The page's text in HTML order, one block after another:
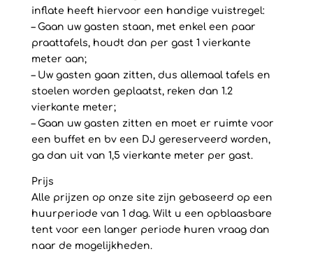
inflate heeft hiervoor een handige vuistregel:
– Gaan uw gasten staan, met enkel een paar
praattafels, houdt dan per gast 1 vierkante
meter aan;
– Uw gasten gaan zitten, dus allemaal tafels en
stoelen worden geplaatst, reken dan 1.2
vierkante meter;
– Gaan uw gasten zitten en moet er ruimte voor
een buffet en bv een DJ gereserveerd worden,
ga dan uit van 1,5 vierkante meter per gast.
Prijs
Alle prijzen op onze site zijn gebaseerd op een
huurperiode van 1 dag. Wilt u een opblaasbare
tent voor een langer periode huren vraag dan
naar de mogelijkheden.